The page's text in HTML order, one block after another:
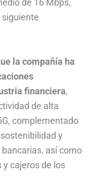
de 16 Mbps,
siguiente
la compañía ha
financiera,
de alta
complementado
y
así como
y cajeros de los